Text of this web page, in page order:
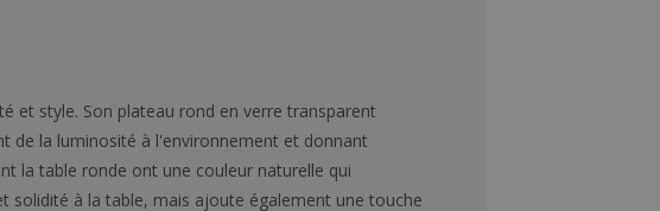
et style. Son plateau rond en verre transparent
de la luminosité à l'environnement et donnant
la table ronde ont une couleur naturelle qui
solidité à la table, mais ajoute également une touche